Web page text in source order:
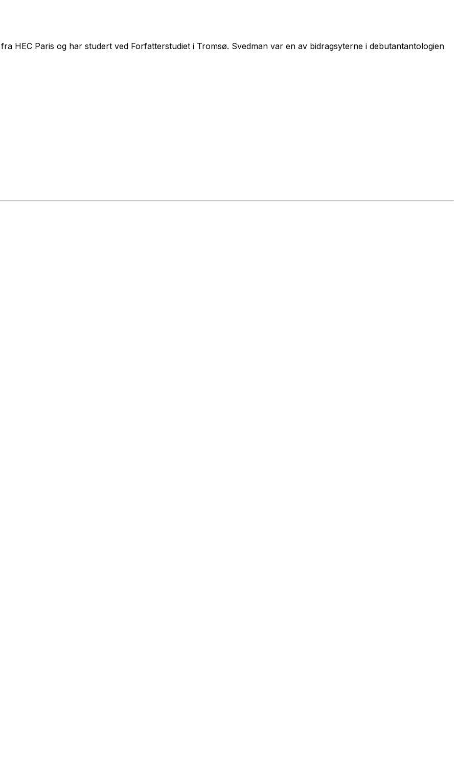
HEC Paris og har studert ved Forfatterstudiet i Tromsø. Svedman var en av bidragsyterne i debutantantologien